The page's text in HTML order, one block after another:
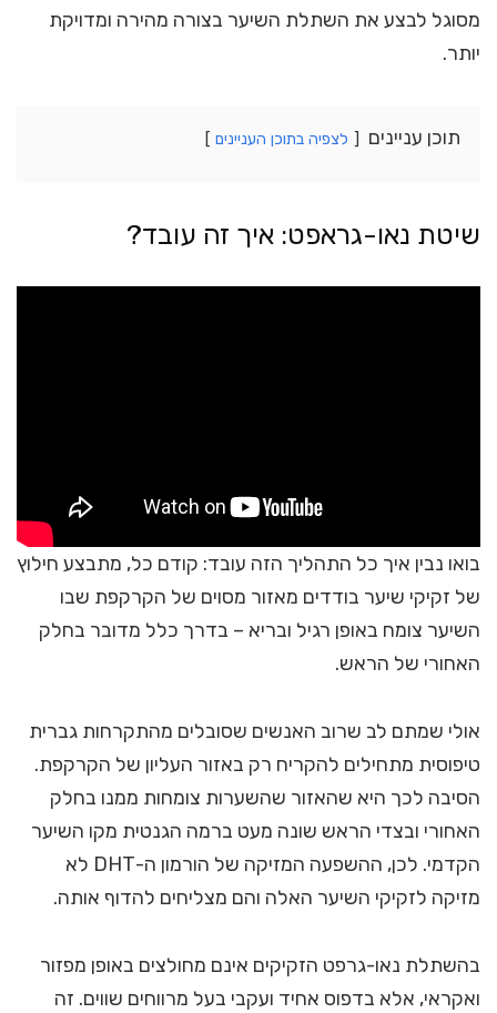
מסוגל לבצע את השתלת השיער בצורה מהירה ומדויקת
יותר.
תוכן עניינים לצפיה בתוכן העניינים
שיטת נאו-גראפט: איך זה עובד?
בואו נבין איך כל התהליך הזה עובד: קודם כל, מתבצע חילוץ
של זקיקי שיער בודדים מאזור מסוים של הקרקפת שבו
השיער צומח באופן רגיל ובריא – בדרך כלל מדובר בחלק
האחורי של הראש.
אולי שמתם לב שרוב האנשים שסובלים מהתקרחות גברית
טיפוסית מתחילים להקריח רק באזור העליון של הקרקפת.
הסיבה לכך היא שהאזור שהשערות צומחות ממנו בחלק
האחורי ובצדי הראש שונה מעט ברמה הגנטית מקו השיער
הקדמי. לכן, ההשפעה המזיקה של הורמון ה-DHT לא
מזיקה לזקיקי השיער האלה והם מצליחים להדוף אותה.
בהשתלת נאו-גרפט הזקיקים אינם מחולצים באופן מפזור
ואקראי, אלא בדפוס אחיד ועקבי בעל מרווחים שווים. זה